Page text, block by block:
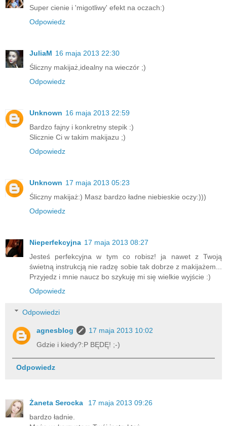
Super cienie i 'migotliwy' efekt na oczach:)
Odpowiedz
JuliaM 16 maja 2013 22:30
Śliczny makijaż,idealny na wieczór ;)
Odpowiedz
Unknown 16 maja 2013 22:59
Bardzo fajny i konkretny stepik :)
Slicznie Ci w takim makijazu ;)
Odpowiedz
Unknown 17 maja 2013 05:23
Śliczny makijaż:) Masz bardzo ładne niebieskie oczy:)))
Odpowiedz
Nieperfekcyjna 17 maja 2013 08:27
Jesteś perfekcyjna w tym co robisz! ja nawet z Twoją
świetną instrukcją nie radzę sobie tak dobrze z makijażem...
Przyjedz i mnie naucz bo szykuję mi się wielkie wyjście :)
Odpowiedz
Odpowiedzi
agnesblog
17 maja 2013 10:02
Gdzie i kiedy?:P BĘDĘ! ;-)
Odpowiedz
Żaneta Serocka
17 maja 2013 09:26
bardzo ładnie.